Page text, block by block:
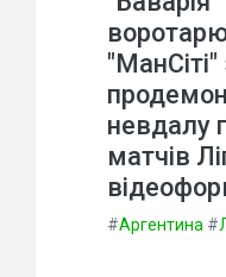
воротарю
невдалу
матчів
#Аргентина #